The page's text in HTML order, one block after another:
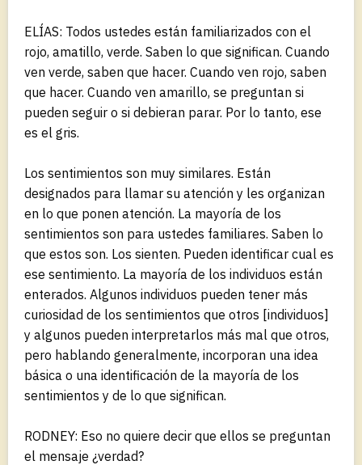
ELÍAS: Todos ustedes están familiarizados con el
rojo, amatillo, verde. Saben lo que significan. Cuando
ven verde, saben que hacer. Cuando ven rojo, saben
que hacer. Cuando ven amarillo, se preguntan si
pueden seguir o si debieran parar. Por lo tanto, ese
es el gris.
Los sentimientos son muy similares. Están
designados para llamar su atención y les organizan
en lo que ponen atención. La mayoría de los
sentimientos son para ustedes familiares. Saben lo
que estos son. Los sienten. Pueden identificar cual es
ese sentimiento. La mayoría de los individuos están
enterados. Algunos individuos pueden tener más
curiosidad de los sentimientos que otros [individuos]
y algunos pueden interpretarlos más mal que otros,
pero hablando generalmente, incorporan una idea
básica o una identificación de la mayoría de los
sentimientos y de lo que significan.
RODNEY: Eso no quiere decir que ellos se preguntan
el mensaje ¿verdad?